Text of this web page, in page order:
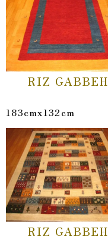
RIZ GABBEH
183cmx132cm
RIZ GABBEH